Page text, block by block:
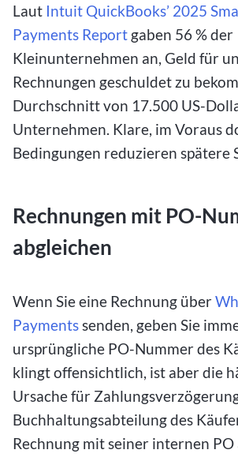
Laut Intuit QuickBooks’ 2025
Payments Report gaben 56 % der
Kleinunternehmen an, Geld für
Rechnungen geschuldet zu
Durchschnitt von 17.500 US-
Unternehmen. Klare, im Voraus
Bedingungen reduzieren spätere
Rechnungen mit PO-
abgleichen
Wenn Sie eine Rechnung über
Paymentssenden, geben Sie
ursprüngliche PO-Nummer des
klingt offensichtlich, ist aber die
Ursache für
Buchhaltungsabteilung des
Rechnung mit seiner internen PO